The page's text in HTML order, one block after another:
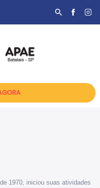
1970, iniciou suas atividades